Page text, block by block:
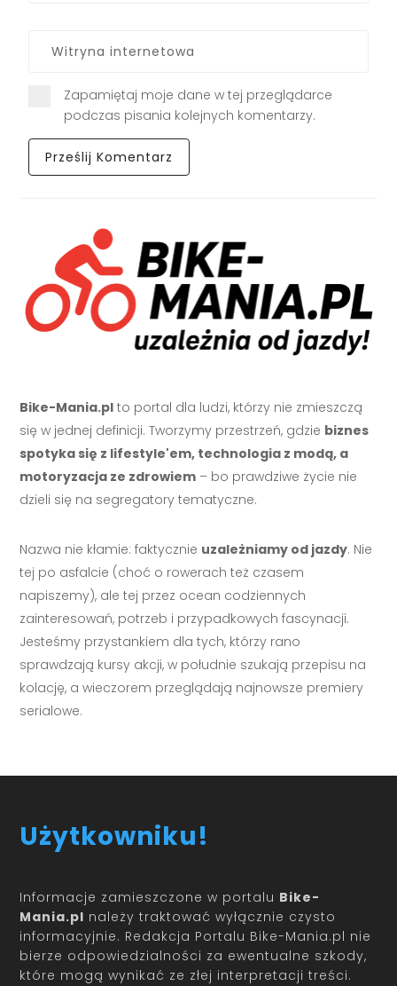
Zapamiętaj moje dane w tej przeglądarce
podczas pisania kolejnych komentarzy.
Bike-Mania.pl to portal dla ludzi, którzy nie zmieszczą
się w jednej definicji. Tworzymy przestrzeń, gdzie biznes
spotyka się z lifestyle'em, technologia z modą, a
motoryzacja ze zdrowiem – bo prawdziwe życie nie
dzieli się na segregatory tematyczne.
Nazwa nie kłamie: faktycznie uzależniamy od jazdy. Nie
tej po asfalcie (choć o rowerach też czasem
napiszemy), ale tej przez ocean codziennych
zainteresowań, potrzeb i przypadkowych fascynacji.
Jesteśmy przystankiem dla tych, którzy rano
sprawdzają kursy akcji, w południe szukają przepisu na
kolację, a wieczorem przeglądają najnowsze premiery
serialowe.
Użytkowniku!
Informacje zamieszczone w portalu Bike-
Mania.pl należy traktować wyłącznie czysto
informacyjnie. Redakcja Portalu Bike-Mania.pl nie
bierze odpowiedzialności za ewentualne szkody,
które mogą wynikać ze złej interpretacji treści.